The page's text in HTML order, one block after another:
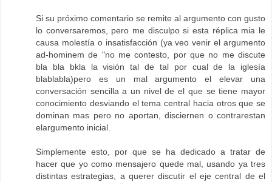
Si su próximo comentario se remite al argumento con gusto
lo conversaremos, pero me disculpo si esta réplica mia le
causa molestía o insatisfacción (ya veo venir el argumento
ad-hominem de "no me contesto, por que no me discute
bla bla bkla la visión tal de tal por cual de la iglesía
blablabla)pero es un mal argumento el elevar una
conversación sencilla a un nivel de el que se tiene mayor
conocimiento desviando el tema central hacia otros que se
dominan mas pero no aportan, disciernen o contrarestan
elargumento inicial.
Simplemente esto, por que se ha dedicado a tratar de
hacer que yo como mensajero quede mal, usando ya tres
distintas estrategias, a querer discutir el eje central de el